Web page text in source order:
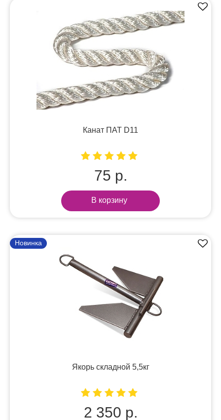
Канат ПАТ D11
75 р.
В корзину
Новинка
Якорь складной 5,5кг
2 350 р.